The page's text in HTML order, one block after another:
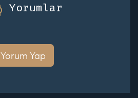
Yorumlar
Yorum Yap